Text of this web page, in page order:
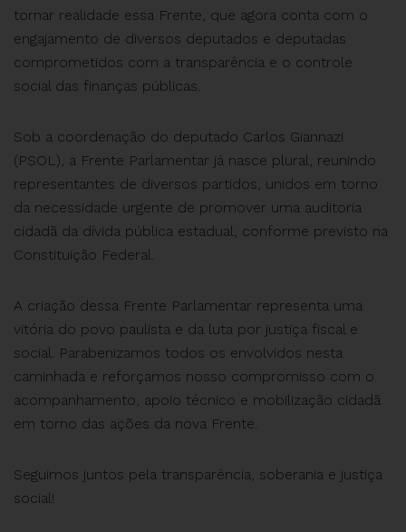
tornar realidade essa Frente, que agora conta com o
engajamento de diversos deputados e deputadas
comprometidos com a transparência e o controle
social das finanças públicas.
Sob a coordenação do deputado Carlos Giannazi
(PSOL), a Frente Parlamentar já nasce plural, reunindo
representantes de diversos partidos, unidos em torno
da necessidade urgente de promover uma auditoria
cidadã da dívida pública estadual, conforme previsto na
Constituição Federal.
A criação dessa Frente Parlamentar representa uma
vitória do povo paulista e da luta por justiça fiscal e
social. Parabenizamos todos os envolvidos nesta
caminhada e reforçamos nosso compromisso com o
acompanhamento, apoio técnico e mobilização cidadã
em torno das ações da nova Frente.
Seguimos juntos pela transparência, soberania e justiça
social!